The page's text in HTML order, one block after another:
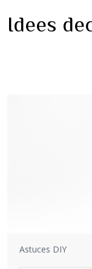
Idees
Astuces DIY